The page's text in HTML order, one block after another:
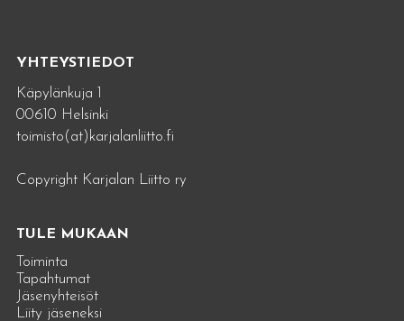
YHTEYSTIEDOT
Käpylänkuja 1
00610 Helsinki
toimisto(at)karjalanliitto.fi
Copyright Karjalan Liitto ry
TULE MUKAAN
Toiminta
Tapahtumat
Jäsenyhteisöt
Liity jäseneksi